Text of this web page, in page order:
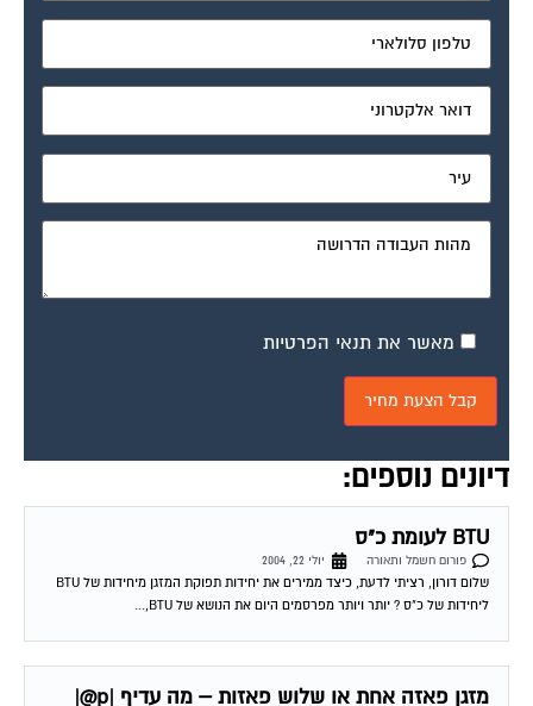
דיונים נוספים:
BTU לעומת כ"ס
פורום חשמל ותאורה
ליחידות של כ"ס ? יותר ויותר מפרסמים היום את הנושא של BTU,...
מזגן פאזה אחת או שלוש פאזות – מה עדיף |p@|
פורום חשמל ותאורה
יולי 23, 2004